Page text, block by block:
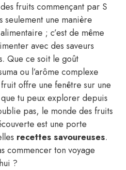
fruits commençant par S
seulement une manière
; c’est de même
avec des saveurs
Que ce soit le goût
ou l’arôme complexe
offre une fenêtre sur une
tu peux explorer depuis
pas, le monde des fruits
est une porte
recettes savoureuses.
commencer ton voyage
?